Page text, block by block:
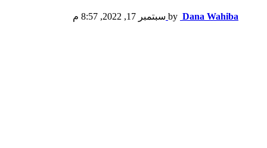
by Dana Wahiba سبتمبر 17, 2022, 8:57 م